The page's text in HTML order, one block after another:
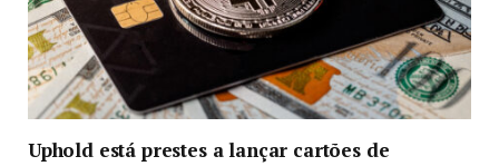
Uphold está prestes a lançar cartões de